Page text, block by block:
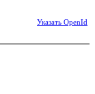
Указать OpenId